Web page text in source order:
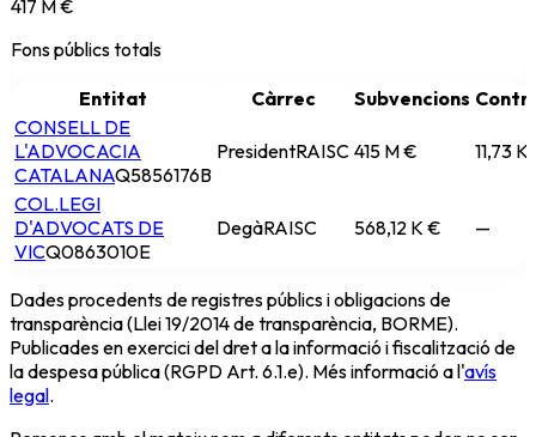
417 M €
Fons públics totals
Entitat Càrrec Subvencions
CONSELL DE
L'ADVOCACIA
CATALANAQ5856176B
PresidentRAISC 415 M € 11,73
COL.LEGI
D'ADVOCATS DE
VICQ0863010E
DegàRAISC 568,12 K € —
Dades procedents de registres públics i obligacions de
transparència (Llei 19/2014 de transparència, BORME).
Publicades en exercici del dret a la informació i fiscalització de
la despesa pública (RGPD Art. 6.1.e). Més informació a l'avís
legal.